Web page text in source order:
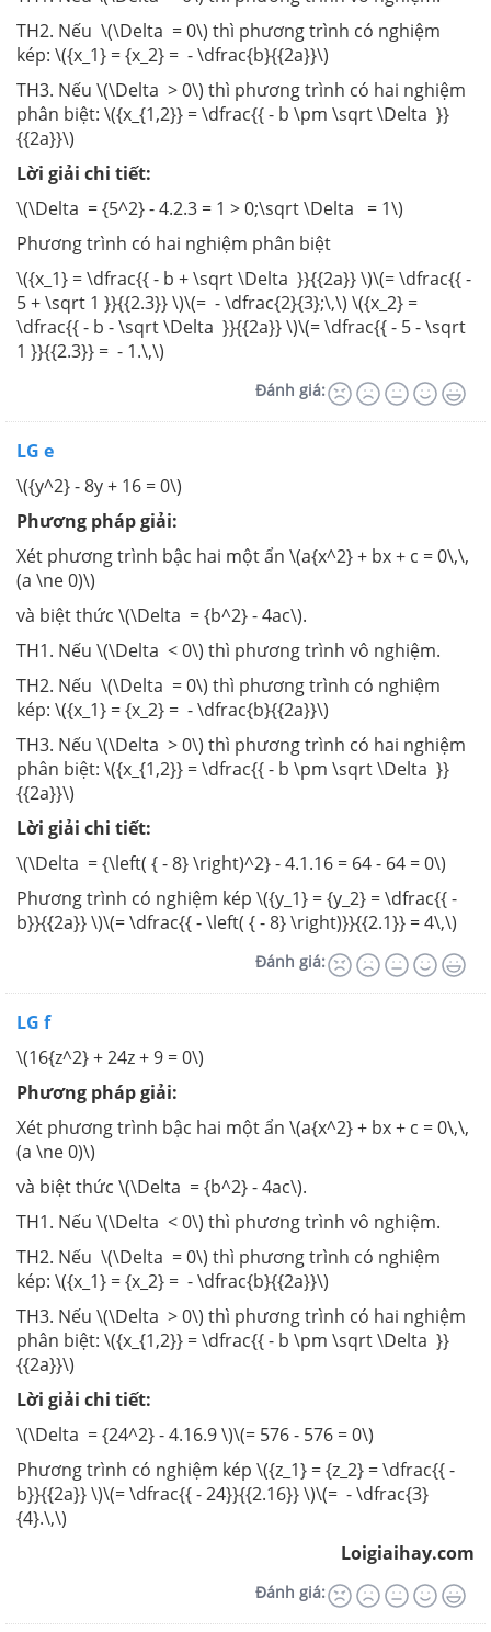
TH2. Nếu \(\Delta = 0\) thì phương trình có nghiệm
kép: \({x_1} = {x_2} = - \dfrac{b}{{2a}}\)
TH3. Nếu \(\Delta > 0\) thì phương trình có hai nghiệm
phân biệt: \({x_{1,2}} = \dfrac{{ - b \pm \sqrt \Delta }}
{{2a}}\)
Lời giải chi tiết:
\(\Delta = {5^2} - 4.2.3 = 1 > 0;\sqrt \Delta = 1\)
Phương trình có hai nghiệm phân biệt
\({x_1} = \dfrac{{ - b + \sqrt \Delta }}{{2a}} \)\(= \dfrac{{ -
5 + \sqrt 1 }}{{2.3}} \)\(= - \dfrac{2}{3};\,\) \({x_2} =
\dfrac{{ - b - \sqrt \Delta }}{{2a}} \)\(= \dfrac{{ - 5 - \sqrt
1 }}{{2.3}} = - 1.\,\)
Đánh giá:
LG e
\({y^2} - 8y + 16 = 0\)
Phương pháp giải:
Xét phương trình bậc hai một ẩn \(a{x^2} + bx + c = 0\,\,
(a \ne 0)\)
và biệt thức \(\Delta = {b^2} - 4ac\).
TH1. Nếu \(\Delta < 0\) thì phương trình vô nghiệm.
TH2. Nếu \(\Delta = 0\) thì phương trình có nghiệm
kép: \({x_1} = {x_2} = - \dfrac{b}{{2a}}\)
TH3. Nếu \(\Delta > 0\) thì phương trình có hai nghiệm
phân biệt: \({x_{1,2}} = \dfrac{{ - b \pm \sqrt \Delta }}
{{2a}}\)
Lời giải chi tiết:
\(\Delta = {\left( { - 8} \right)^2} - 4.1.16 = 64 - 64 = 0\)
Phương trình có nghiệm kép \({y_1} = {y_2} = \dfrac{{ -
b}}{{2a}} \)\(= \dfrac{{ - \left( { - 8} \right)}}{{2.1}} = 4\,\)
Đánh giá:
LG f
\(16{z^2} + 24z + 9 = 0\)
Phương pháp giải:
Xét phương trình bậc hai một ẩn \(a{x^2} + bx + c = 0\,\,
(a \ne 0)\)
và biệt thức \(\Delta = {b^2} - 4ac\).
TH1. Nếu \(\Delta < 0\) thì phương trình vô nghiệm.
TH2. Nếu \(\Delta = 0\) thì phương trình có nghiệm
kép: \({x_1} = {x_2} = - \dfrac{b}{{2a}}\)
TH3. Nếu \(\Delta > 0\) thì phương trình có hai nghiệm
phân biệt: \({x_{1,2}} = \dfrac{{ - b \pm \sqrt \Delta }}
{{2a}}\)
Lời giải chi tiết:
\(\Delta = {24^2} - 4.16.9 \)\(= 576 - 576 = 0\)
Phương trình có nghiệm kép \({z_1} = {z_2} = \dfrac{{ -
b}}{{2a}} \)\(= \dfrac{{ - 24}}{{2.16}} \)\(= - \dfrac{3}
{4}.\,\)
Loigiaihay.com
Đánh giá: